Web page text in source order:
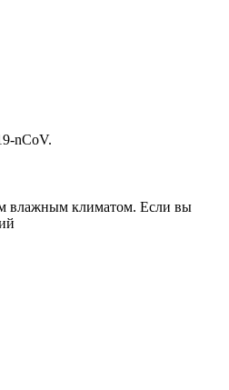
nCoV.
влажным климатом. Если вы